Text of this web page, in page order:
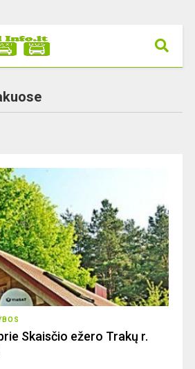
Skaisčio ežero Trakų r.